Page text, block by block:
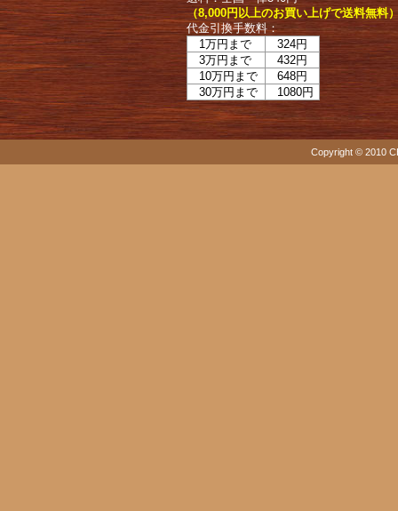
（8,000円以上のお買い上げで送料無料
代金引換手数料：
1万円まで
324円
3万円まで
432円
10万円まで
648円
30万円まで
1080円
Copyright © 2010